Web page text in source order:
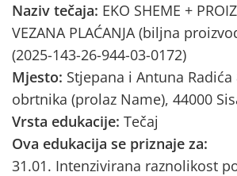
Naziv tečaja: EKO SHEME +
VEZANA PLAĆANJA (biljna
(2025-143-26-944-03-0172)
Mjesto: Stjepana i Antuna Radića
obrtnika (prolaz Name), 44000
Vrsta edukacije: Tečaj
Ova edukacija se priznaje za:
31.01. Intenzivirana raznolikost